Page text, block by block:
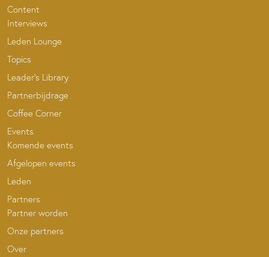
Content
Interviews
Leden Lounge
Topics
Leader’s Library
Partnerbijdrage
Coffee Corner
Events
Komende events
Afgelopen events
Leden
Partners
Partner worden
Onze partners
Over